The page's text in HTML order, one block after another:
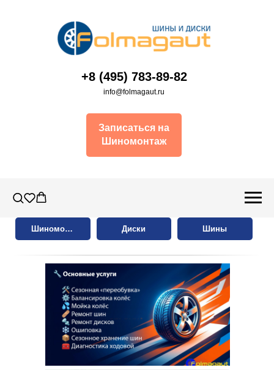
+8 (495) 783-89-82
info@folmagaut.ru
Записаться на
Шиномонтаж
Шиномонтаж Диски Шины